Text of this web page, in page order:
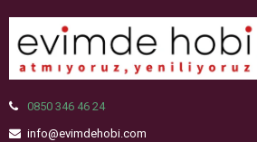
0850 346 46 24
info@evimdehobi.com